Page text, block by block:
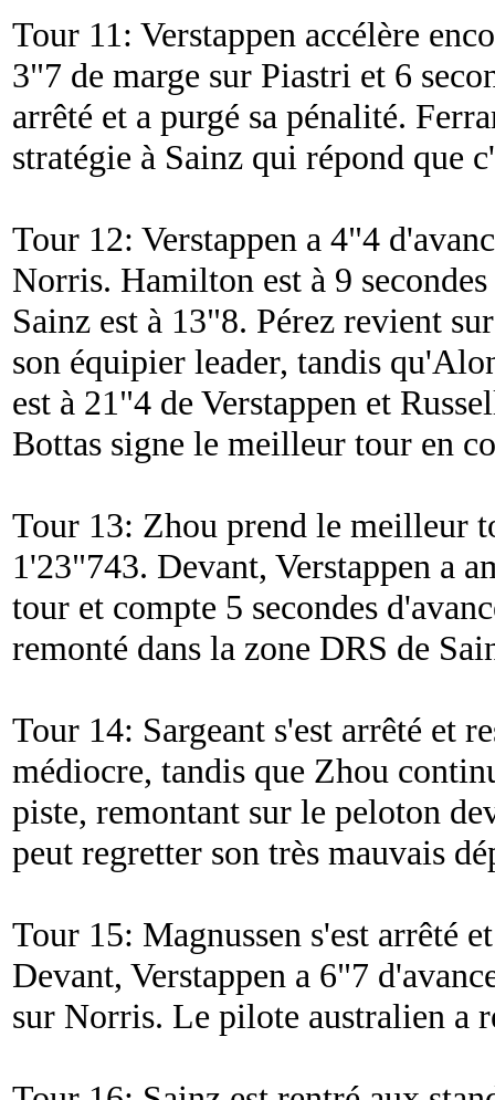
Tour 11: Verstappen accélère
3"7 de marge sur Piastri et 6
arrêté et a purgé sa pénalité.
stratégie à Sainz qui répond que
Tour 12: Verstappen a 4"4
Norris. Hamilton est à 9
Sainz est à 13"8. Pérez revient
son équipier leader, tandis
est à 21"4 de Verstappen et
Bottas signe le meilleur tour en
Tour 13: Zhou prend le meilleur
1'23"743. Devant, Verstappen a
tour et compte 5 secondes
remonté dans la zone DRS de
Tour 14: Sargeant s'est arrêté et
médiocre, tandis que Zhou
piste, remontant sur le peloton
peut regretter son très mauvais
Tour 15: Magnussen s'est arrêté
Devant, Verstappen a 6"7
sur Norris. Le pilote australien a